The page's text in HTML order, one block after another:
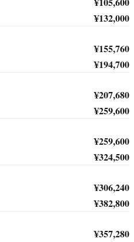
¥132,000
¥155,760
¥194,700
¥207,680
¥259,600
¥259,600
¥324,500
¥306,240
¥382,800
¥357,280